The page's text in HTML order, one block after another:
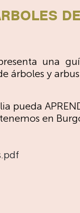
una
árboles y
en